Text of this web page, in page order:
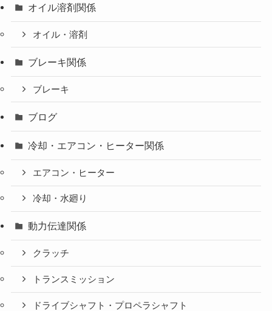
オイル溶剤関係
オイル・溶剤
ブレーキ関係
ブレーキ
ブログ
冷却・エアコン・ヒーター関係
エアコン・ヒーター
冷却・水廻り
動力伝達関係
クラッチ
トランスミッション
ドライブシャフト・プロペラシャフト